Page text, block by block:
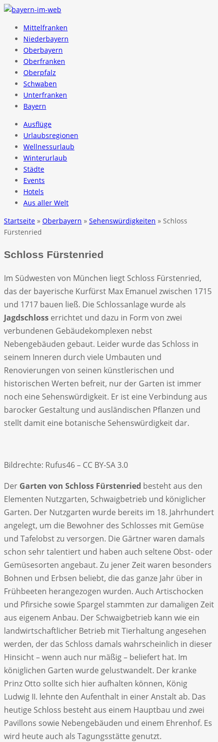
Mittelfranken
Niederbayern
Oberbayern
Oberfranken
Oberpfalz
Schwaben
Unterfranken
Bayern
Ausflüge
Urlaubsregionen
Wellnessurlaub
Winterurlaub
Städte
Events
Hotels
Aus aller Welt
Startseite » Oberbayern » Sehenswürdigkeiten » Schloss
Fürstenried
Schloss Fürstenried
Im Südwesten von München liegt Schloss Fürstenried,
das der bayerische Kurfürst Max Emanuel zwischen 1715
und 1717 bauen ließ. Die Schlossanlage wurde als
Jagdschloss errichtet und dazu in Form von zwei
verbundenen Gebäudekomplexen nebst
Nebengebäuden gebaut. Leider wurde das Schloss in
seinem Inneren durch viele Umbauten und
Renovierungen von seinen künstlerischen und
historischen Werten befreit, nur der Garten ist immer
noch eine Sehenswürdigkeit. Er ist eine Verbindung aus
barocker Gestaltung und ausländischen Pflanzen und
stellt damit eine botanische Sehenswürdigkeit dar.
Bildrechte: Rufus46 – CC BY-SA 3.0
Der Garten von Schloss Fürstenried besteht aus den
Elementen Nutzgarten, Schwaigbetrieb und königlicher
Garten. Der Nutzgarten wurde bereits im 18. Jahrhundert
angelegt, um die Bewohner des Schlosses mit Gemüse
und Tafelobst zu versorgen. Die Gärtner waren damals
schon sehr talentiert und haben auch seltene Obst- oder
Gemüsesorten angebaut. Zu jener Zeit waren besonders
Bohnen und Erbsen beliebt, die das ganze Jahr über in
Frühbeeten herangezogen wurden. Auch Artischocken
und Pfirsiche sowie Spargel stammten zur damaligen Zeit
aus eigenem Anbau. Der Schwaigbetrieb kann wie ein
landwirtschaftlicher Betrieb mit Tierhaltung angesehen
werden, der das Schloss damals wahrscheinlich in dieser
Hinsicht – wenn auch nur mäßig – beliefert hat. Im
königlichen Garten wurde gelustwandelt. Der kranke
Prinz Otto sollte sich hier aufhalten können, König
Ludwig II. lehnte den Aufenthalt in einer Anstalt ab. Das
heutige Schloss besteht aus einem Hauptbau und zwei
Pavillons sowie Nebengebäuden und einem Ehrenhof. Es
wird heute auch als Tagungsstätte genutzt.